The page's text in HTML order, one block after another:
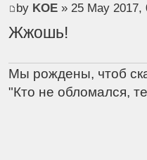
by KOE» 25 May 2017,
Жжошь!
Мы рождены, чтоб
"Кто не обломался,